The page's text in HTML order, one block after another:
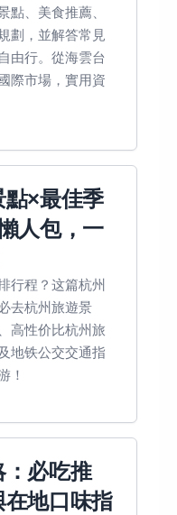
、美食推薦、
劃，並解答常見
由行。從海雲台
際市場，實用資
×最佳季
人包，一
行程？这篇杭州
去杭州旅遊景
高性价比杭州旅
地铁公交交通指
！
必吃推
地口味指